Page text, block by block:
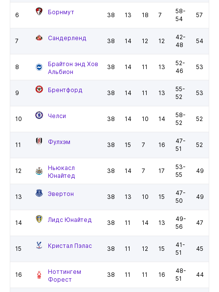
6 Борнмут 38 13 18 7
58-
54
57
7 Сандерленд 38 14 12 12
42-
48
54
8
Брайтон энд Хов
Альбион
38 14 11 13
52-
46
53
9 Брентфорд 38 14 11 13
55-
52
53
10 Челси 38 14 10 14
58-
52
52
11 Фулхэм 38 15 7 16
47-
51
52
12
Ньюкасл
Юнайтед
38 14 7 17
53-
55
49
13 Эвертон 38 13 10 15
47-
50
49
14 Лидс Юнайтед 38 11 14 13
49-
56
47
15 Кристал Пэлас 38 11 12 15
41-
51
45
16
Ноттингем
Форест
38 11 11 16
48-
51
44